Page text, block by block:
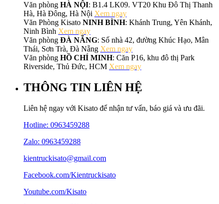
Văn phòng HÀ NỘI: B1.4 LK09. VT20 Khu Đô Thị Thanh
Hà, Hà Đông, Hà Nội Xem ngay
Văn Phòng Kisato NINH BÌNH: Khánh Trung, Yên Khánh,
Ninh Bình Xem ngay
Văn phòng ĐÀ NẴNG: Số nhà 42, đường Khúc Hạo, Mân
Thái, Sơn Trà, Đà Nẵng Xem ngay
Văn phòng HỒ CHÍ MINH: Căn P16, khu đô thị Park
Riverside, Thủ Đức, HCM Xem ngay
THÔNG TIN LIÊN HỆ
Liên hệ ngay với Kisato để nhận tư vấn, báo giá và ưu đãi.
Hotline: 0963459288
Zalo: 0963459288
kientruckisato@gmail.com
Facebook.com/Kientruckisato
Youtube.com/Kisato